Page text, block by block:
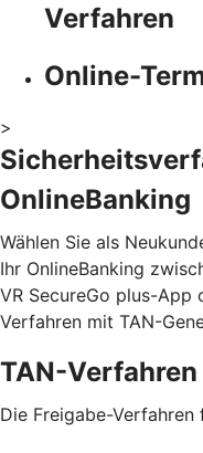
Verfahren
Online-
>
OnlineBanking
Wählen Sie als
Ihr OnlineBanking
VR SecureGo plus-App
Verfahren mit TAN-
TAN-
Die Freigabe-